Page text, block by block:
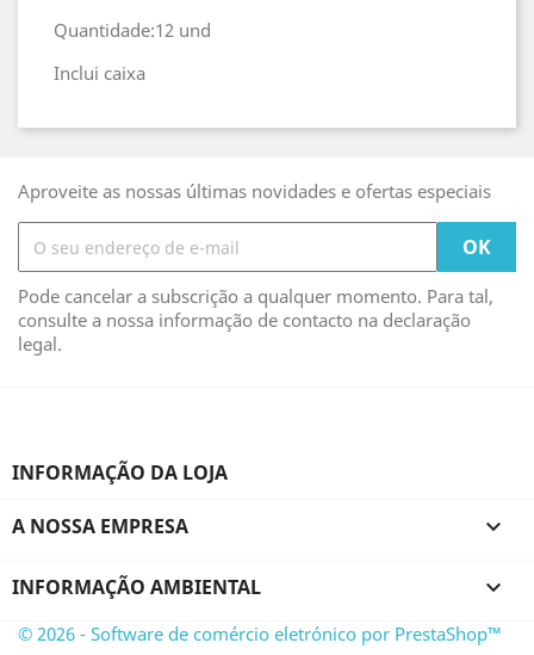
Quantidade:12 und
Inclui caixa
Aproveite as nossas últimas novidades e ofertas especiais
Pode cancelar a subscrição a qualquer momento. Para tal,
consulte a nossa informação de contacto na declaração
legal.
INFORMAÇÃO DA LOJA
A NOSSA EMPRESA 
INFORMAÇÃO AMBIENTAL 
© 2026 - Software de comércio eletrónico por PrestaShop™